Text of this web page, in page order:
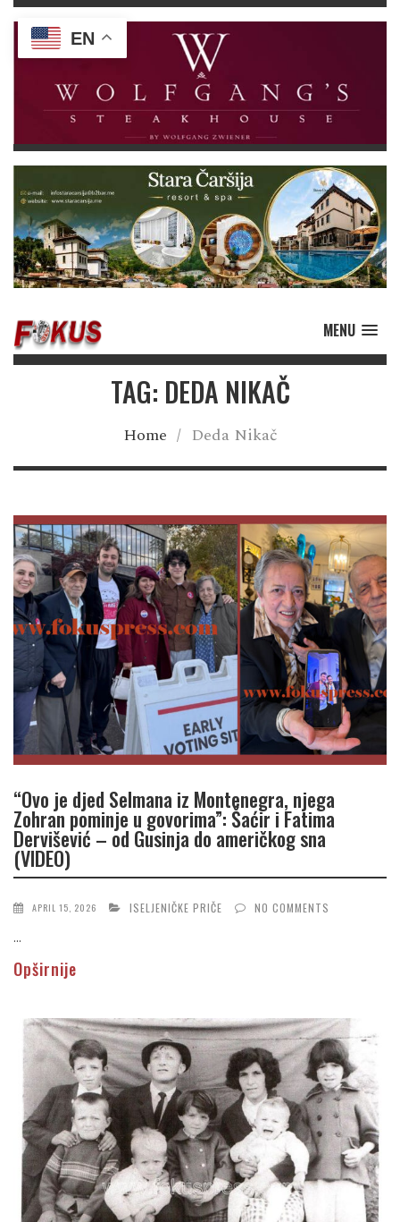
MENU
TAG: DEDA NIKAČ
Home / Deda Nikač
“Ovo je djed Selmana iz Montenegra, njega
Zohran pominje u govorima”: Šaćir i Fatima
Dervišević – od Gusinja do američkog sna
(VIDEO)
APRIL 15, 2026 ISELJENIČKE PRIČE NO COMMENTS
...
Opširnije
EN